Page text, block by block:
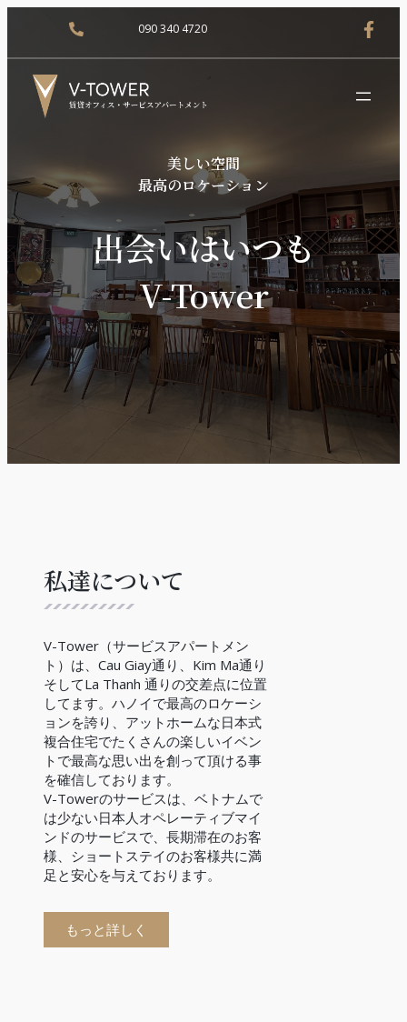
090 340 4720
美しい空間
最高のロケーション
出会いはいつも
V-Tower
私達について
V-Tower（サービスアパートメン
ト）は、Cau Giay通り、Kim Ma通り
そしてLa Thanh 通りの交差点に位置
してます。ハノイで最高のロケーシ
ョンを誇り、アットホームな日本式
複合住宅でたくさんの楽しいイベン
トで最高な思い出を創って頂ける事
を確信しております。
V-Towerのサービスは、ベトナムで
は少ない日本人オペレーティブマイ
ンドのサービスで、長期滞在のお客
様、ショートステイのお客様共に満
足と安心を与えております。
もっと詳しく